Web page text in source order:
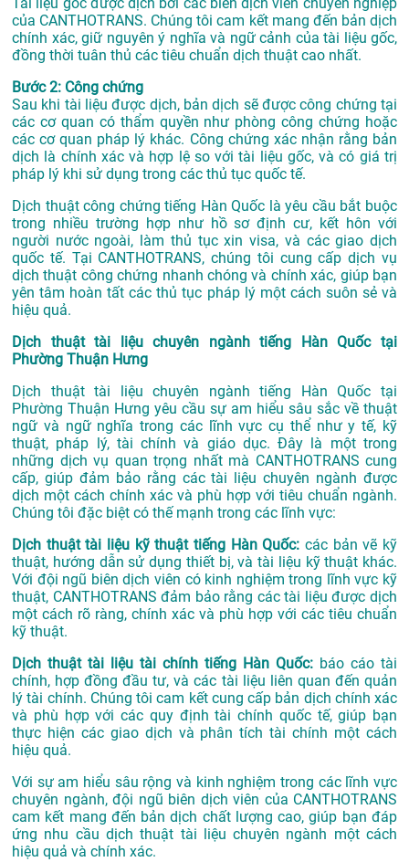
Tài liệu gốc được dịch bởi các biên dịch viên chuyên nghiệp
của CANTHOTRANS. Chúng tôi cam kết mang đến bản dịch
chính xác, giữ nguyên ý nghĩa và ngữ cảnh của tài liệu gốc,
đồng thời tuân thủ các tiêu chuẩn dịch thuật cao nhất.
Bước 2: Công chứng
Sau khi tài liệu được dịch, bản dịch sẽ được công chứng tại
các cơ quan có thẩm quyền như phòng công chứng hoặc
các cơ quan pháp lý khác. Công chứng xác nhận rằng bản
dịch là chính xác và hợp lệ so với tài liệu gốc, và có giá trị
pháp lý khi sử dụng trong các thủ tục quốc tế.
Dịch thuật công chứng tiếng Hàn Quốc là yêu cầu bắt buộc
trong nhiều trường hợp như hồ sơ định cư, kết hôn với
người nước ngoài, làm thủ tục xin visa, và các giao dịch
quốc tế. Tại CANTHOTRANS, chúng tôi cung cấp dịch vụ
dịch thuật công chứng nhanh chóng và chính xác, giúp bạn
yên tâm hoàn tất các thủ tục pháp lý một cách suôn sẻ và
hiệu quả.
Dịch thuật tài liệu chuyên ngành tiếng Hàn Quốc tại
Phường Thuận Hưng
Dịch thuật tài liệu chuyên ngành tiếng Hàn Quốc tại
Phường Thuận Hưng yêu cầu sự am hiểu sâu sắc về thuật
ngữ và ngữ nghĩa trong các lĩnh vực cụ thể như y tế, kỹ
thuật, pháp lý, tài chính và giáo dục. Đây là một trong
những dịch vụ quan trọng nhất mà CANTHOTRANS cung
cấp, giúp đảm bảo rằng các tài liệu chuyên ngành được
dịch một cách chính xác và phù hợp với tiêu chuẩn ngành.
Chúng tôi đặc biệt có thế mạnh trong các lĩnh vực:
Dịch thuật tài liệu kỹ thuật tiếng Hàn Quốc: các bản vẽ kỹ
thuật, hướng dẫn sử dụng thiết bị, và tài liệu kỹ thuật khác.
Với đội ngũ biên dịch viên có kinh nghiệm trong lĩnh vực kỹ
thuật, CANTHOTRANS đảm bảo rằng các tài liệu được dịch
một cách rõ ràng, chính xác và phù hợp với các tiêu chuẩn
kỹ thuật.
Dịch thuật tài liệu tài chính tiếng Hàn Quốc: báo cáo tài
chính, hợp đồng đầu tư, và các tài liệu liên quan đến quản
lý tài chính. Chúng tôi cam kết cung cấp bản dịch chính xác
và phù hợp với các quy định tài chính quốc tế, giúp bạn
thực hiện các giao dịch và phân tích tài chính một cách
hiệu quả.
Với sự am hiểu sâu rộng và kinh nghiệm trong các lĩnh vực
chuyên ngành, đội ngũ biên dịch viên của CANTHOTRANS
cam kết mang đến bản dịch chất lượng cao, giúp bạn đáp
ứng nhu cầu dịch thuật tài liệu chuyên ngành một cách
hiệu quả và chính xác.